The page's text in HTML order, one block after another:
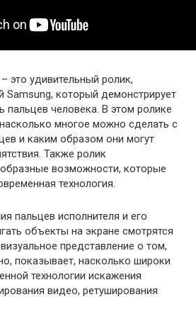
это удивительный ролик,
Samsung, который демонстрирует
пальцев человека. В этом ролике
многое можно сделать с
и каким образом они могут
Также ролик
возможности, которые
технология.
пальцев исполнителя и его
объекты на экране смотрятся
представление о том,
показывает, насколько широки
технологии искажения
видео, ретуширования